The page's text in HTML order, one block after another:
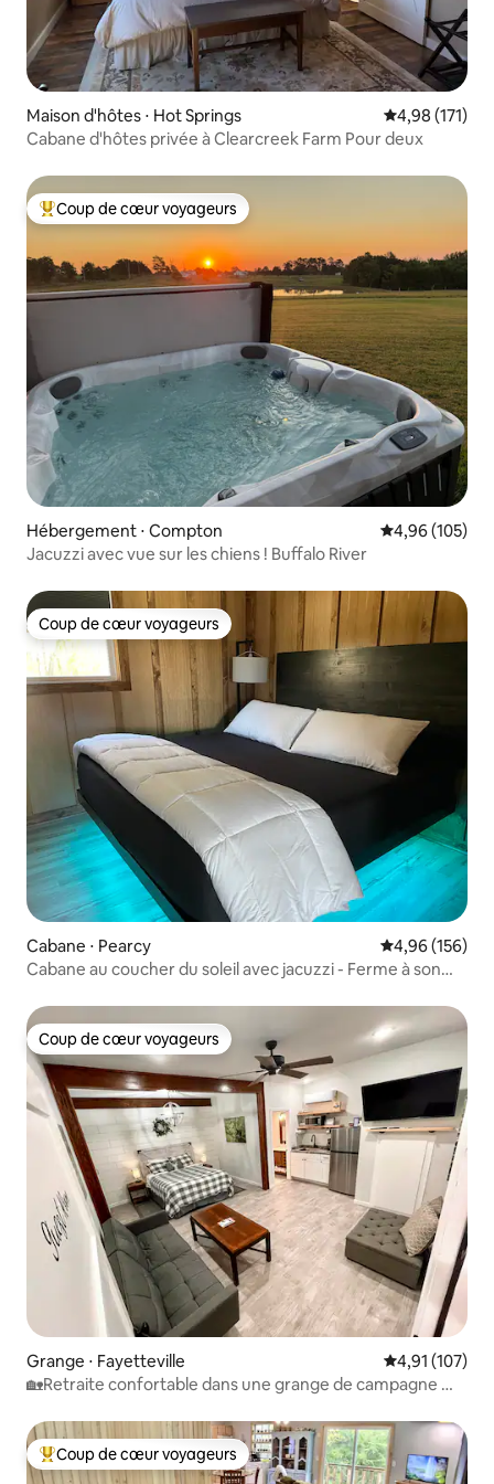
Maison d'hôtes ⋅ Hot Springs Évaluation
4,98 (171)
Cabane d'hôtes privée à Clearcreek Farm Pour deux
Coups de cœur voyageurs les plus appréciés
Coup de cœur voyageurs
Hébergement ⋅ Compton Évaluation
4,96 (105)
Jacuzzi avec vue sur les chiens ! Buffalo River
Coup de cœur voyageurs
Coup de cœur voyageurs
Cabane ⋅ Pearcy Évaluation
4,96 (156)
Cabane au coucher du soleil avec jacuzzi - Ferme à son
Coup de cœur voyageurs
Coup de cœur voyageurs
Grange ⋅ Fayetteville Évaluation
4,91 (107)
🏡Retraite confortable dans une grange de campagne 💻
Coups de cœur voyageurs les plus appréciés
Coup de cœur voyageurs